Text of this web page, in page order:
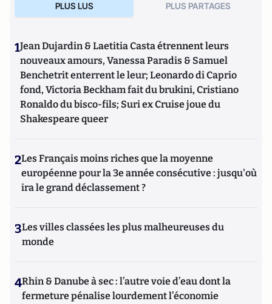
PLUS LUS PLUS PARTAGES
1Jean Dujardin & Laetitia Casta étrennent leurs
nouveaux amours, Vanessa Paradis & Samuel
Benchetrit enterrent le leur; Leonardo di Caprio
fond, Victoria Beckham fait du brukini, Cristiano
Ronaldo du bisco-fils; Suri ex Cruise joue du
Shakespeare queer
2Les Français moins riches que la moyenne
européenne pour la 3e année consécutive : jusqu'où
ira le grand déclassement ?
3Les villes classées les plus malheureuses du
monde
4Rhin & Danube à sec : l’autre voie d’eau dont la
fermeture pénalise lourdement l’économie